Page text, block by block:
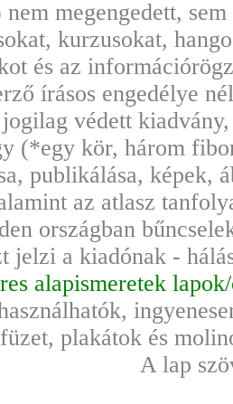
nem megengedett,
kurzusokat,
és az
írásos engedélye
védett
(*egy kör, három
publikálása, képek,
az atlasz
országban
jelzi a kiadónak -
alapismeretek
plakátok és
A lap